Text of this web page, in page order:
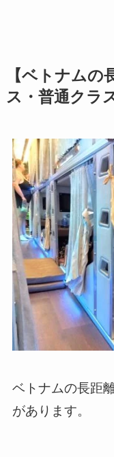
【ベトナムの
ス・普通クラ
ベトナムの長距
があります。